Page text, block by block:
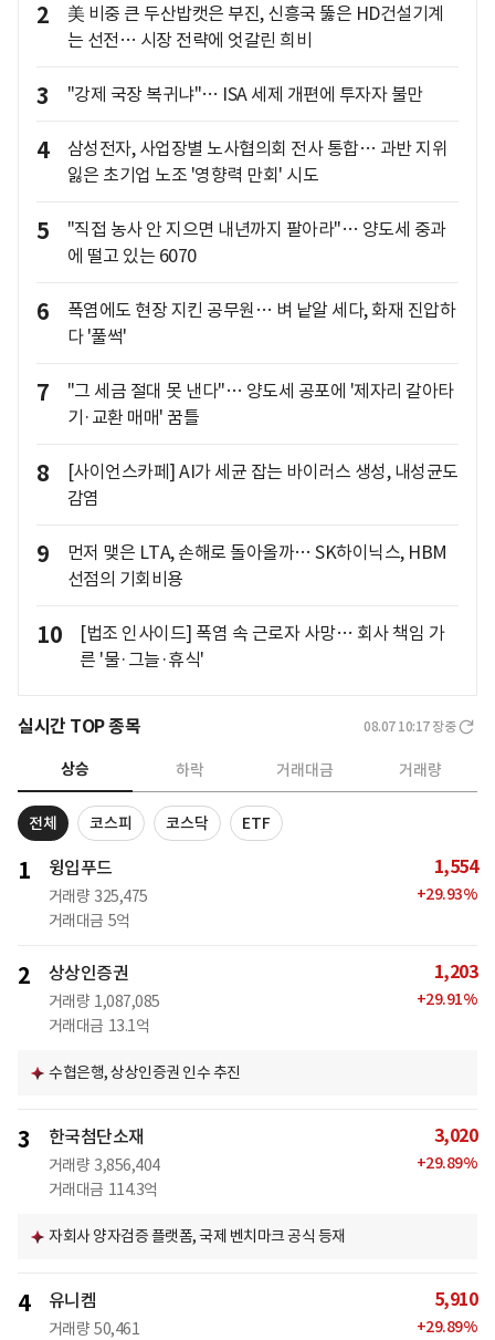
2
美 비중 큰 두산밥캣은 부진, 신흥국 뚫은 HD건설기계
는 선전… 시장 전략에 엇갈린 희비
3 "강제 국장 복귀냐"… ISA 세제 개편에 투자자 불만
4
삼성전자, 사업장별 노사협의회 전사 통합… 과반 지위
잃은 초기업 노조 '영향력 만회' 시도
5
"직접 농사 안 지으면 내년까지 팔아라"… 양도세 중과
에 떨고 있는 6070
6
폭염에도 현장 지킨 공무원… 벼 낱알 세다, 화재 진압하
다 '풀썩'
7
"그 세금 절대 못 낸다"… 양도세 공포에 '제자리 갈아타
기·교환 매매' 꿈틀
8
[사이언스카페] AI가 세균 잡는 바이러스 생성, 내성균도
감염
9
먼저 맺은 LTA, 손해로 돌아올까… SK하이닉스, HBM
선점의 기회비용
10
[법조 인사이드] 폭염 속 근로자 사망… 회사 책임 가
른 '물·그늘·휴식'
실시간 TOP 종목 08.07 10:17 장중
상승 하락 거래대금 거래량
전체 코스피 코스닥 ETF
1 윙입푸드
거래량 325,475
거래대금 5억
1,554
+29.93%
2 상상인증권
거래량 1,087,085
거래대금 13.1억
1,203
+29.91%
수협은행, 상상인증권 인수 추진
3 한국첨단소재
거래량 3,856,404
거래대금 114.3억
3,020
+29.89%
자회사 양자검증 플랫폼, 국제 벤치마크 공식 등재
4 유니켐
거래량 50,461
5,910
+29.89%